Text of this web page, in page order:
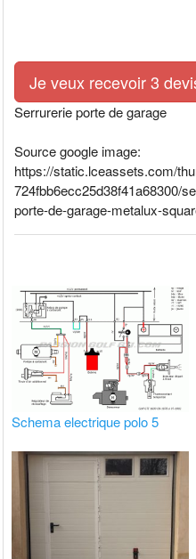
Je veux recevoir 3
Serrurerie porte de garage
Source google image:
https://static.lceassets.com/
724fbb6ecc25d38f41a68300/
porte-de-garage-metalux-
Schema electrique polo 5